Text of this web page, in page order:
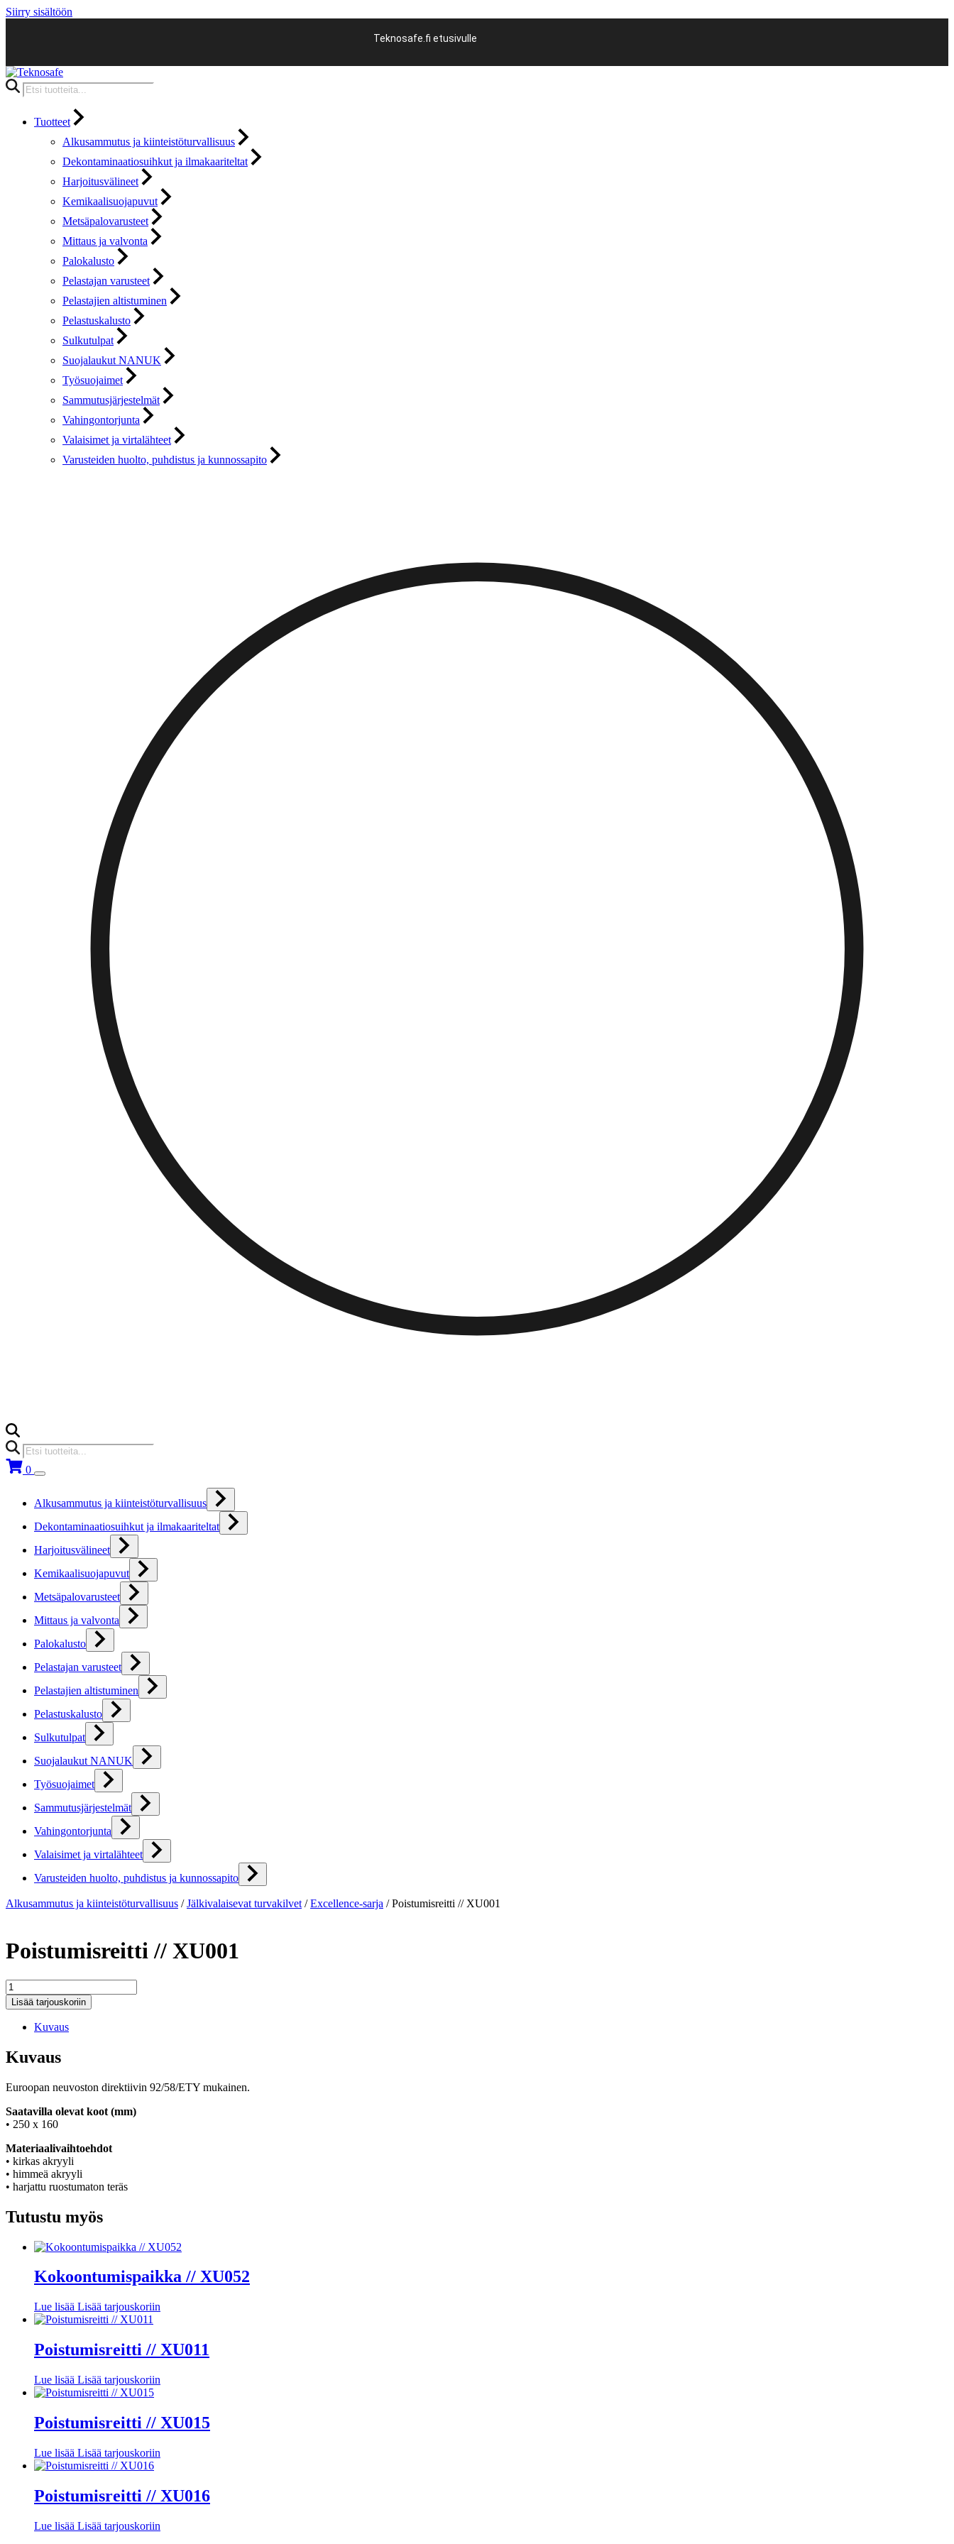
Siirry sisältöön
Teknosafe.fi etusivulle
Products
search
Tuotteet
Alkusammutus ja kiinteistöturvallisuus
Dekontaminaatiosuihkut ja ilmakaariteltat
Harjoitusvälineet
Kemikaalisuojapuvut
Metsäpalovarusteet
Mittaus ja valvonta
Palokalusto
Pelastajan varusteet
Pelastajien altistuminen
Pelastuskalusto
Sulkutulpat
Suojalaukut NANUK
Työsuojaimet
Sammutusjärjestelmät
Vahingontorjunta
Valaisimet ja virtalähteet
Varusteiden huolto, puhdistus ja kunnossapito
Products
search
0
Alkusammutus ja kiinteistöturvallisuus
Dekontaminaatiosuihkut ja ilmakaariteltat
Harjoitusvälineet
Kemikaalisuojapuvut
Metsäpalovarusteet
Mittaus ja valvonta
Palokalusto
Pelastajan varusteet
Pelastajien altistuminen
Pelastuskalusto
Sulkutulpat
Suojalaukut NANUK
Työsuojaimet
Sammutusjärjestelmät
Vahingontorjunta
Valaisimet ja virtalähteet
Varusteiden huolto, puhdistus ja kunnossapito
Alkusammutus ja kiinteistöturvallisuus /Jälkivalaisevat turvakilvet /Excellence-sarja /Poistumisreitti // XU001
Poistumisreitti // XU001
Poistumisreitti
//
XU001
määrä
Lisää tarjouskoriin
Kuvaus
Kuvaus
Euroopan neuvoston direktiivin 92/58/ETY mukainen.
Saatavilla olevat koot (mm)
• 250 x 160
Materiaalivaihtoehdot
• kirkas akryyli
• himmeä akryyli
• harjattu ruostumaton teräs
Tutustu myös
Kokoontumispaikka // XU052
Lue lisää Lisää tarjouskoriin
Poistumisreitti // XU011
Lue lisää Lisää tarjouskoriin
Poistumisreitti // XU015
Lue lisää Lisää tarjouskoriin
Poistumisreitti // XU016
Lue lisää Lisää tarjouskoriin